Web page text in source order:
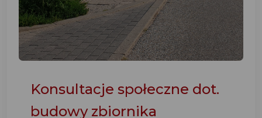
Konsultacje społeczne dot.
budowy zbiornika